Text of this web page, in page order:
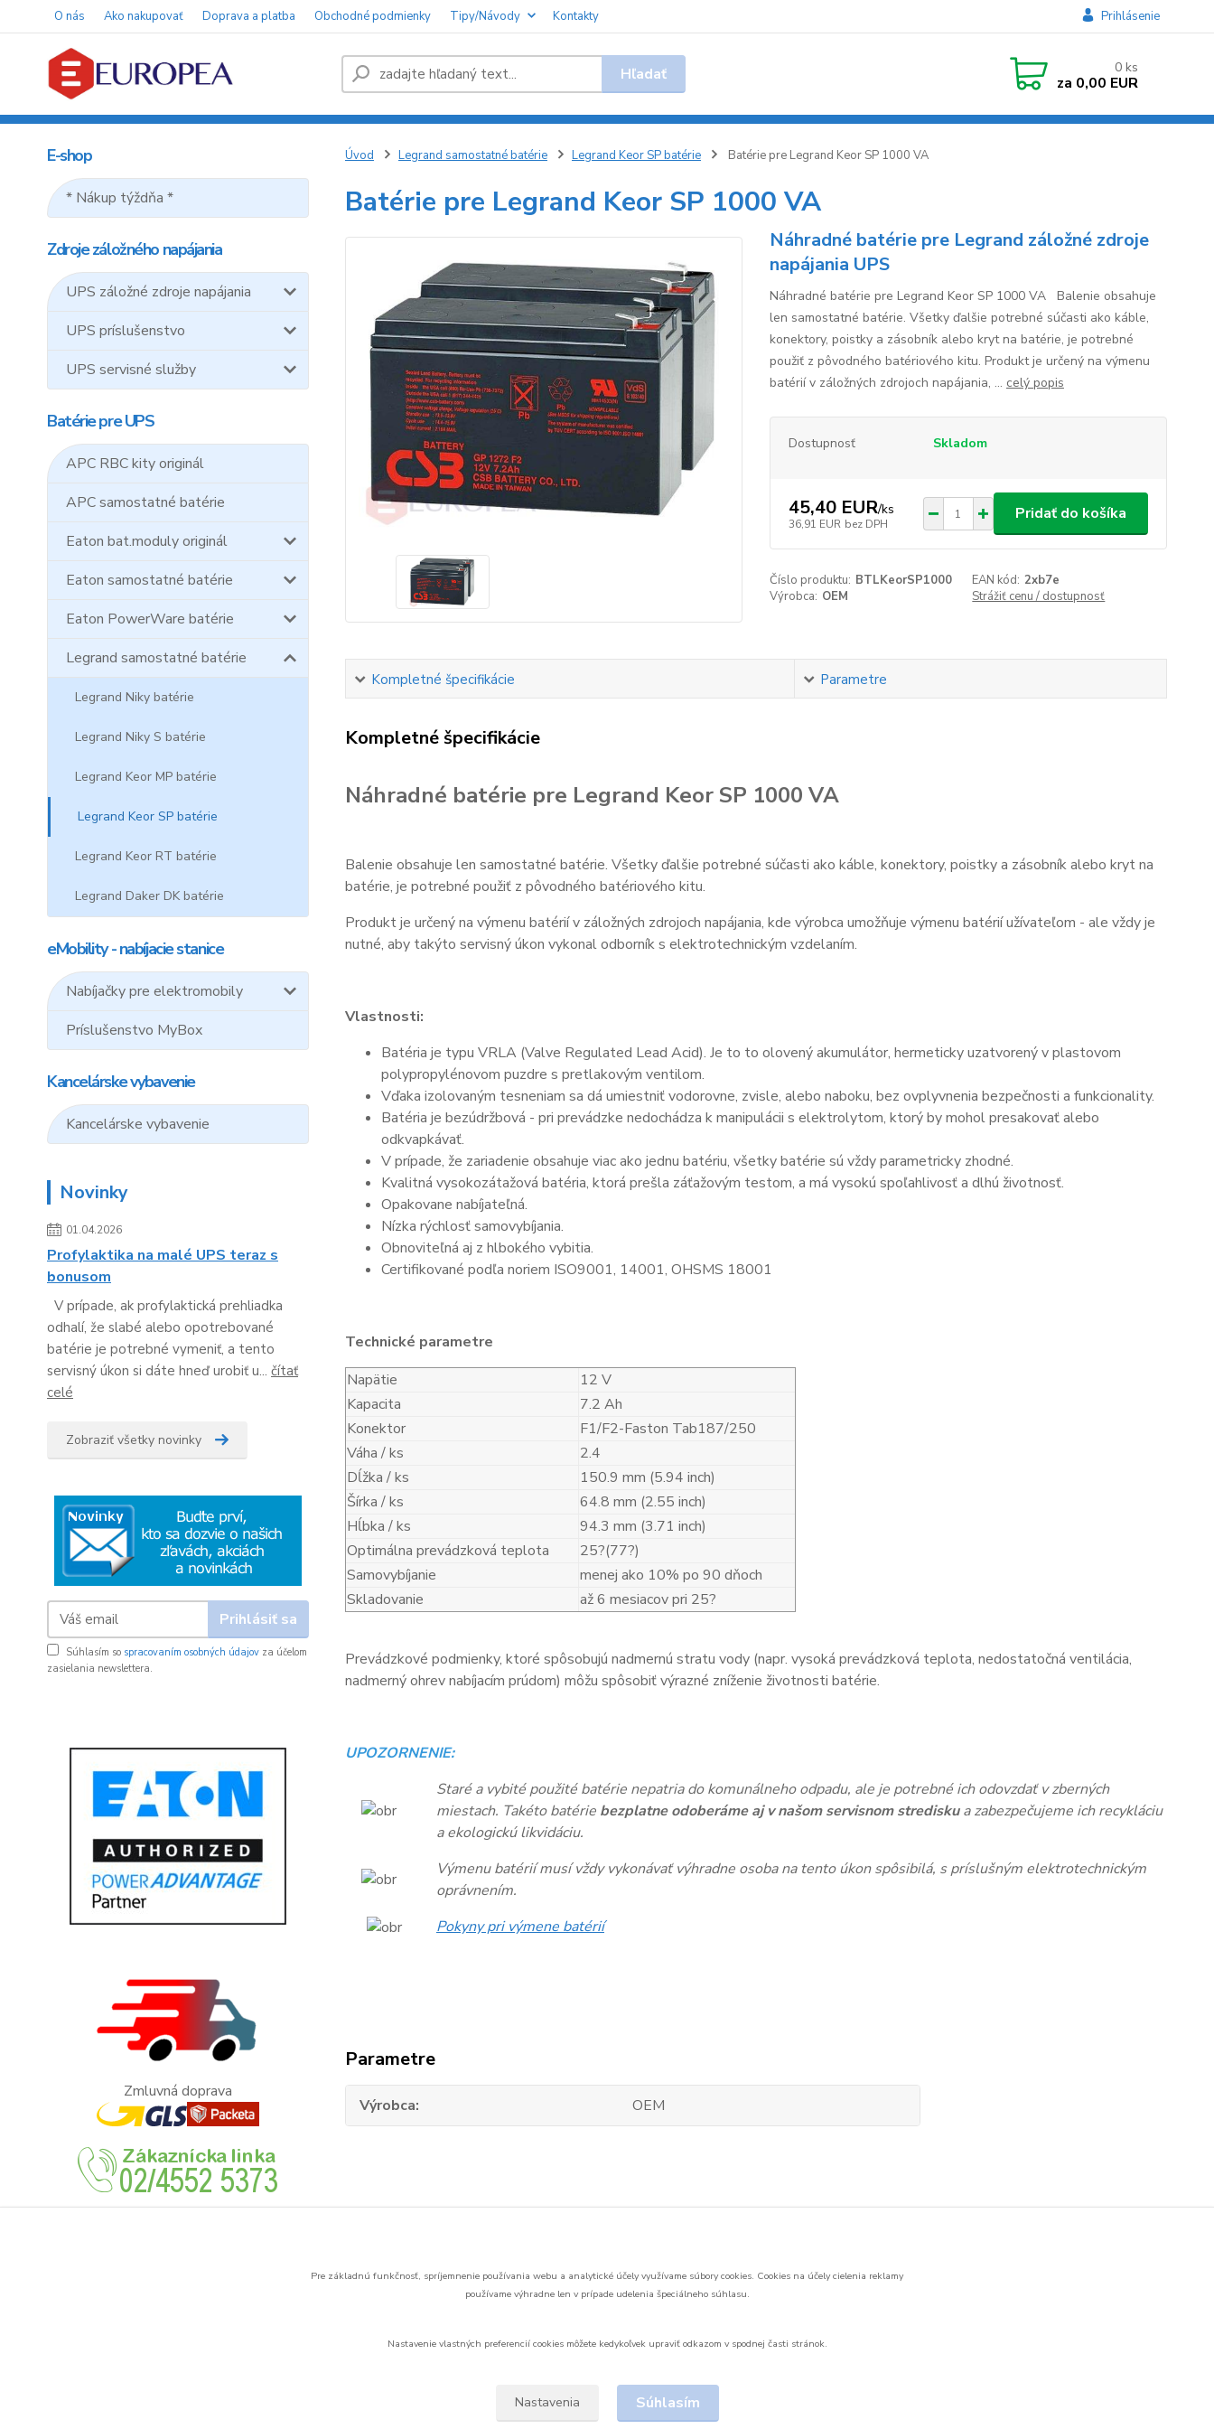
O nás Ako nakupovať Doprava a platba Obchodné podmienky Tipy/Návody Kontakty Prihlásenie
Hľadať 0 ks
za 0,00 EUR
E-shop
* Nákup týždňa *
Zdroje záložného napájania
UPS záložné zdroje napájania
UPS príslušenstvo
UPS servisné služby
Batérie pre UPS
APC RBC kity originál
APC samostatné batérie
Eaton bat.moduly originál
Eaton samostatné batérie
Eaton PowerWare batérie
Legrand samostatné batérie
Legrand Niky batérie
Legrand Niky S batérie
Legrand Keor MP batérie
Legrand Keor SP batérie
Legrand Keor RT batérie
Legrand Daker DK batérie
eMobility - nabíjacie stanice
Nabíjačky pre elektromobily
Príslušenstvo MyBox
Kancelárske vybavenie
Kancelárske vybavenie
Novinky
01.04.2026
Profylaktika na malé UPS teraz s
bonusom
V prípade, ak profylaktická prehliadka
odhalí, že slabé alebo opotrebované
batérie je potrebné vymeniť, a tento
servisný úkon si dáte hneď urobiť u... čítať
celé
Zobraziť všetky novinky
Prihlásiť sa
Súhlasím so spracovaním osobných údajov za účelom
zasielania newslettera.
Zmluvná doprava
Úvod Legrand samostatné batérie Legrand Keor SP batérie Batérie pre Legrand Keor SP 1000 VA
Batérie pre Legrand Keor SP 1000 VA
Náhradné batérie pre Legrand záložné zdroje
napájania UPS
Náhradné batérie pre Legrand Keor SP 1000 VA Balenie obsahuje
len samostatné batérie. Všetky ďalšie potrebné súčasti ako káble,
konektory, poistky a zásobník alebo kryt na batérie, je potrebné
použiť z pôvodného batériového kitu. Produkt je určený na výmenu
batérií v záložných zdrojoch napájania, ... celý popis
Dostupnosť Skladom
45,40 EUR/ks
36,91 EUR bez DPH
Pridať do košíka
Číslo produktu: BTLKeorSP1000 EAN kód: 2xb7e
Výrobca: OEM Strážiť cenu / dostupnosť
Kompletné špecifikácie Parametre
Kompletné špecifikácie
Náhradné batérie pre Legrand Keor SP 1000 VA
Balenie obsahuje len samostatné batérie. Všetky ďalšie potrebné súčasti ako káble, konektory, poistky a zásobník alebo kryt na
batérie, je potrebné použiť z pôvodného batériového kitu.
Produkt je určený na výmenu batérií v záložných zdrojoch napájania, kde výrobca umožňuje výmenu batérií užívateľom - ale vždy je
nutné, aby takýto servisný úkon vykonal odborník s elektrotechnickým vzdelaním.
Vlastnosti:
Batéria je typu VRLA (Valve Regulated Lead Acid). Je to to olovený akumulátor, hermeticky uzatvorený v plastovom
polypropylénovom puzdre s pretlakovým ventilom.
Vďaka izolovaným tesneniam sa dá umiestniť vodorovne, zvisle, alebo naboku, bez ovplyvnenia bezpečnosti a funkcionality.
Batéria je bezúdržbová - pri prevádzke nedochádza k manipulácii s elektrolytom, ktorý by mohol presakovať alebo
odkvapkávať.
V prípade, že zariadenie obsahuje viac ako jednu batériu, všetky batérie sú vždy parametricky zhodné.
Kvalitná vysokozátažová batéria, ktorá prešla záťažovým testom, a má vysokú spoľahlivosť a dlhú životnosť.
Opakovane nabíjateľná.
Nízka rýchlosť samovybíjania.
Obnoviteľná aj z hlbokého vybitia.
Certifikované podľa noriem ISO9001, 14001, OHSMS 18001
Technické parametre
Napätie
12 V
Kapacita
7.2 Ah
Konektor
F1/F2-Faston Tab187/250
Váha / ks
2.4
Dĺžka / ks
150.9 mm (5.94 inch)
Šírka / ks
64.8 mm (2.55 inch)
Hĺbka / ks
94.3 mm (3.71 inch)
Optimálna prevádzková teplota
25?(77?)
Samovybíjanie
menej ako 10% po 90 dňoch
Skladovanie
až 6 mesiacov pri 25?
Prevádzkové podmienky, ktoré spôsobujú nadmernú stratu vody (napr. vysoká prevádzková teplota, nedostatočná ventilácia,
nadmerný ohrev nabíjacím prúdom) môžu spôsobiť výrazné zníženie životnosti batérie.
UPOZORNENIE:
Staré a vybité použité batérie nepatria do komunálneho odpadu, ale je potrebné ich odovzdať v zberných
miestach. Takéto batérie bezplatne odoberáme aj v našom servisnom strediskua zabezpečujeme ich recykláciu
a ekologickú likvidáciu.
Výmenu batérií musí vždy vykonávať výhradne osoba na tento úkon spôsibilá, s príslušným elektrotechnickým
oprávnením.
Pokyny pri výmene batérií
Parametre
Výrobca OEM
Pre základnú funkčnosť, spríjemnenie používania webu a analytické účely využívame súbory cookies. Cookies na účely cielenia reklamy
používame výhradne len v prípade udelenia špeciálneho súhlasu.
Nastavenie vlastných preferencií cookies môžete kedykoľvek upraviť odkazom v spodnej časti stránok.
Nastavenia Súhlasím